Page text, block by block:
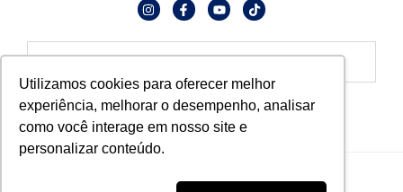
Utilizamos cookies para oferecer melhor
experiência, melhorar o desempenho, analisar
como você interage em nosso site e
personalizar conteúdo.